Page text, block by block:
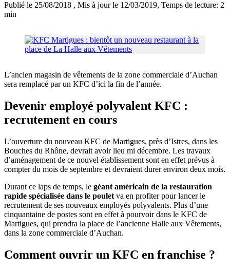
Publié le 25/08/2018 , Mis à jour le 12/03/2019, Temps de lecture: 2
min
L’ancien magasin de vêtements de la zone commerciale d’Auchan
sera remplacé par un KFC d’ici la fin de l’année.
Devenir employé polyvalent KFC :
recrutement en cours
L’ouverture du nouveau KFC de Martigues, près d’Istres, dans les
Bouches du Rhône, devrait avoir lieu mi décembre. Les travaux
d’aménagement de ce nouvel établissement sont en effet prévus à
compter du mois de septembre et devraient durer environ deux mois.
Durant ce laps de temps, le géant américain de la restauration
rapide spécialisée dans le poulet va en profiter pour lancer le
recrutement de ses nouveaux employés polyvalents. Plus d’une
cinquantaine de postes sont en effet à pourvoir dans le KFC de
Martigues, qui prendra la place de l’ancienne Halle aux Vêtements,
dans la zone commerciale d’Auchan.
Comment ouvrir un KFC en franchise ?